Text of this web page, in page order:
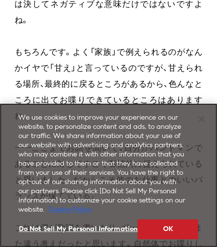
は決してネガティブな意味だけではないですよ
ね。
もちろんです。よく「家族」で例えられるのがなん
かイヤで「甘え」と言っているのですが、甘えられ
る場所、最終的に戻るところがあるから、色んなと
ころに出てお喋りできているところはあります
ね。
——ここまでお話を聞いて、自分がバンドマンで
あることに対してすごく客観的に捉えられている
と思いました。だからこそ他のお仕事とのいいバ
ランスが保てている。
これは僕が歌詞を書いたり、ボーカルだったら、ま
た違う考えだったと思います。自然体でお喋りし
We use cookies to improve your experience on our
website, to personalize content and ads, to analyze
our traffic. We share information about your use of
our website with advertising and analytics partners,
who may combine it with other information that you
have provided to them or that they have collected
from your use of their services. You have the right to
opt-out of our sharing information about you with
our partners. Please click [Do Not Sell My Personal
Information] to customize your cookie settings on our
website.
Cookie Policy
Do Not Sell My Personal Information OK